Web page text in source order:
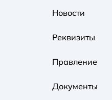
Новости
Реквизиты
Правление
Документы